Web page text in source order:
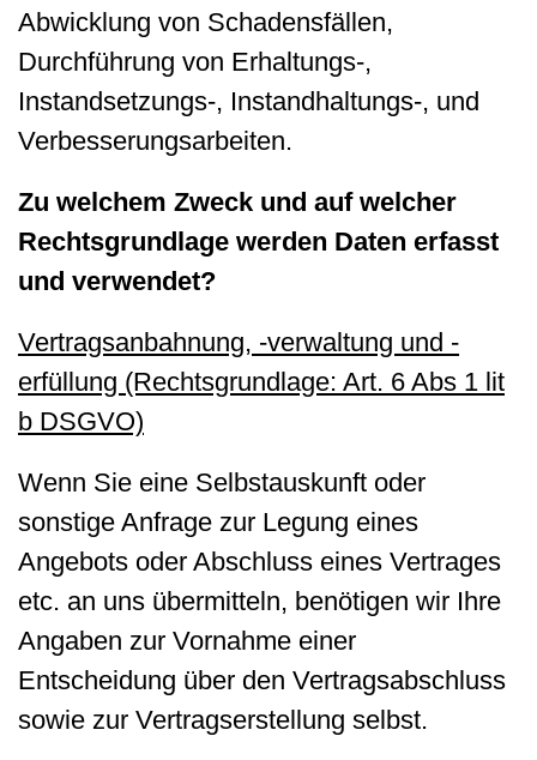
Abwicklung von Schadensfällen,
Durchführung von Erhaltungs-,
Instandsetzungs-, Instandhaltungs-, und
Verbesserungsarbeiten.
Zu welchem Zweck und auf welcher
Rechtsgrundlage werden Daten erfasst
und verwendet?
Vertragsanbahnung, -verwaltung und -
erfüllung (Rechtsgrundlage: Art. 6 Abs 1 lit
b DSGVO)
Wenn Sie eine Selbstauskunft oder
sonstige Anfrage zur Legung eines
Angebots oder Abschluss eines Vertrages
etc. an uns übermitteln, benötigen wir Ihre
Angaben zur Vornahme einer
Entscheidung über den Vertragsabschluss
sowie zur Vertragserstellung selbst.